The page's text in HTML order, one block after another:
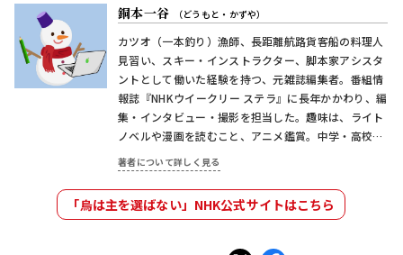
ノベルや漫画を読むこと、アニメ鑑賞。中学・高校時
はアニソンがいっぱい。
著者について詳しく見る
「烏は主を選ばない」NHK公式サイトはこちら
この記事をシェアする X Facebook
アニメ「烏は主を選ばない」
この番組の記事一覧はこちら